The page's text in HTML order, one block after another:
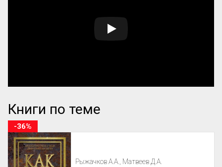
Книги по теме
Рыжачков А.А., Матвеев Д.А.
-36%